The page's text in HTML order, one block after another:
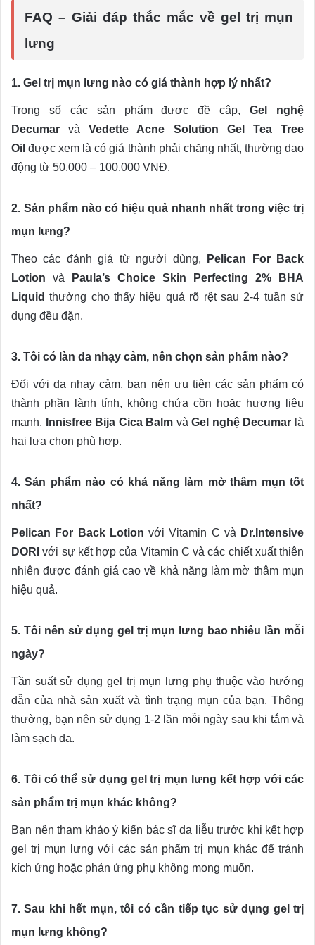
FAQ – Giải đáp thắc mắc về gel trị mụn
lưng
1. Gel trị mụn lưng nào có giá thành hợp lý nhất?
Trong số các sản phẩm được đề cập,Gel nghệ
Decumar vàVedette Acne Solution Gel Tea Tree
Oil được xem là có giá thành phải chăng nhất, thường dao
động từ 50.000 – 100.000 VNĐ.
2. Sản phẩm nào có hiệu quả nhanh nhất trong việc trị
mụn lưng?
Theo các đánh giá từ người dùng,
Pelican For Back
Lotion và
Paula’s Choice Skin Perfecting 2% BHA
Liquid thường cho thấy hiệu quả rõ rệt sau 2-4 tuần sử
dụng đều đặn.
3. Tôi có làn da nhạy cảm, nên chọn sản phẩm nào?
Đối với da nhạy cảm, bạn nên ưu tiên các sản phẩm có
thành phần lành tính, không chứa cồn hoặc hương liệu
mạnh.
Innisfree Bija Cica Balm vàGel nghệ Decumar là
hai lựa chọn phù hợp.
4. Sản phẩm nào có khả năng làm mờ thâm mụn tốt
nhất?
Pelican For Back Lotion với Vitamin C và Dr.Intensive
DORI với sự kết hợp của Vitamin C và các chiết xuất thiên
nhiên được đánh giá cao về khả năng làm mờ thâm mụn
hiệu quả.
5. Tôi nên sử dụng gel trị mụn lưng bao nhiêu lần mỗi
ngày?
Tần suất sử dụng gel trị mụn lưng phụ thuộc vào hướng
dẫn của nhà sản xuất và tình trạng mụn của bạn. Thông
thường, bạn nên sử dụng 1-2 lần mỗi ngày sau khi tắm và
làm sạch da.
6. Tôi có thể sử dụng gel trị mụn lưng kết hợp với các
sản phẩm trị mụn khác không?
Bạn nên tham khảo ý kiến bác sĩ da liễu trước khi kết hợp
gel trị mụn lưng với các sản phẩm trị mụn khác để tránh
kích ứng hoặc phản ứng phụ không mong muốn.
7. Sau khi hết mụn, tôi có cần tiếp tục sử dụng gel trị
mụn lưng không?